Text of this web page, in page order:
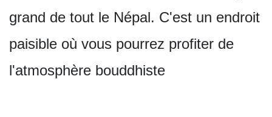
grand de tout le Népal. C'est un endroit
paisible où vous pourrez profiter de
l'atmosphère bouddhiste